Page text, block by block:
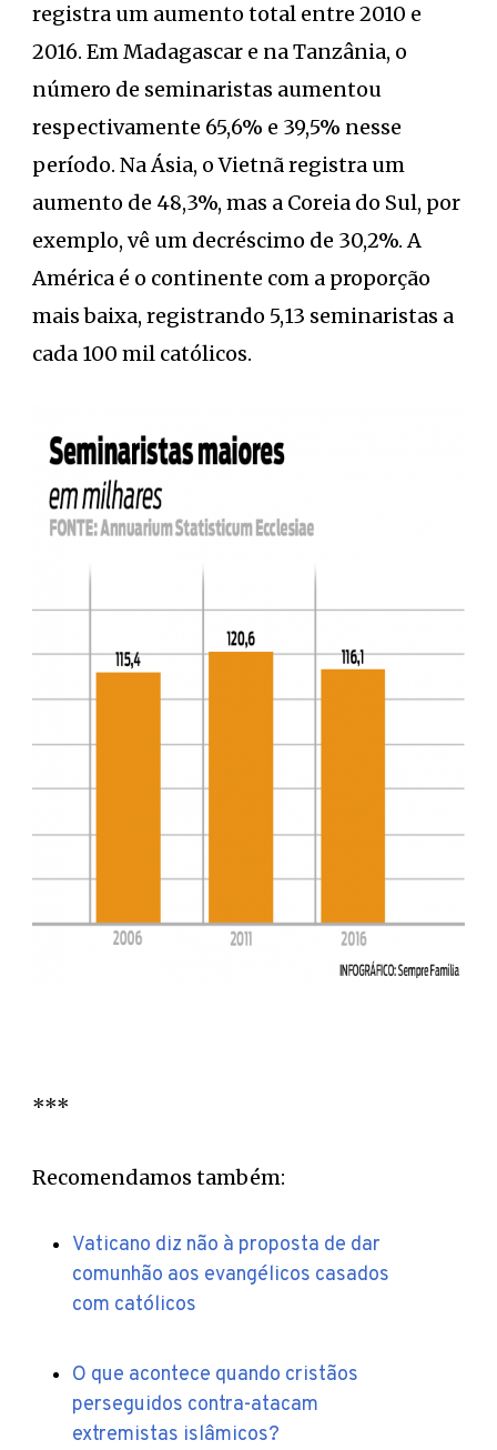
registra um aumento total entre 2010 e
2016. Em Madagascar e na Tanzânia, o
número de seminaristas aumentou
respectivamente 65,6% e 39,5% nesse
período. Na Ásia, o Vietnã registra um
aumento de 48,3%, mas a Coreia do Sul, por
exemplo, vê um decréscimo de 30,2%. A
América é o continente com a proporção
mais baixa, registrando 5,13 seminaristas a
cada 100 mil católicos.
***
Recomendamos também:
Vaticano diz não à proposta de dar
comunhão aos evangélicos casados
com católicos
O que acontece quando cristãos
perseguidos contra-atacam
extremistas islâmicos?